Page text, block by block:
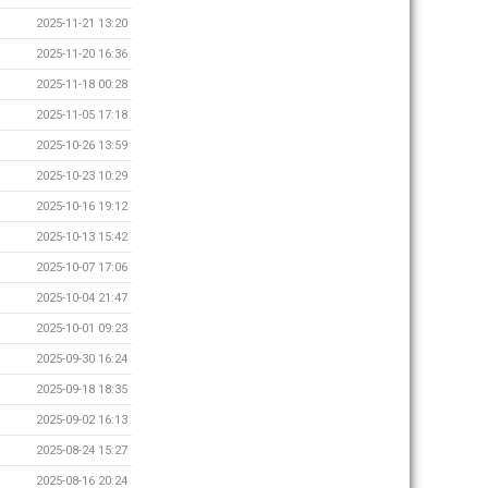
2025-11-21 13:20
2025-11-20 16:36
2025-11-18 00:28
2025-11-05 17:18
2025-10-26 13:59
2025-10-23 10:29
2025-10-16 19:12
2025-10-13 15:42
2025-10-07 17:06
2025-10-04 21:47
2025-10-01 09:23
2025-09-30 16:24
2025-09-18 18:35
2025-09-02 16:13
2025-08-24 15:27
2025-08-16 20:24